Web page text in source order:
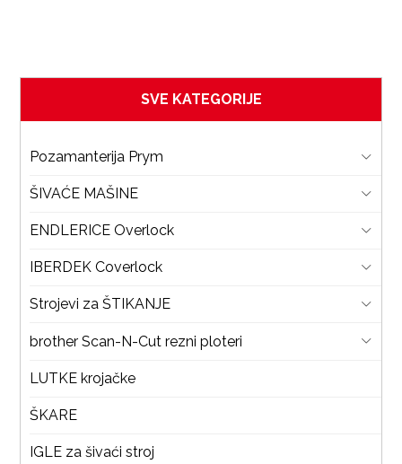
SVE KATEGORIJE
Pozamanterija Prym
ŠIVAĆE MAŠINE
ENDLERICE Overlock
IBERDEK Coverlock
Strojevi za ŠTIKANJE
brother Scan-N-Cut rezni ploteri
LUTKE krojačke
ŠKARE
IGLE za šivaći stroj